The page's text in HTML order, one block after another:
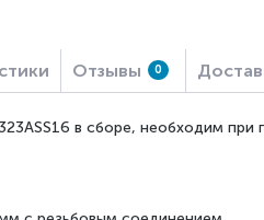
Отзывы 0
в сборе, необходим при